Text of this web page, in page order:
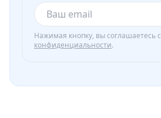
Нажимая кнопку, вы соглашаетесь с
конфиденциальности.